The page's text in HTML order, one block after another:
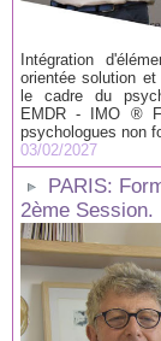
Intégration
orientée solution
le cadre du
EMDR - IMO ®
psychologues non
03/02/2027
PARIS:
2ème Session.